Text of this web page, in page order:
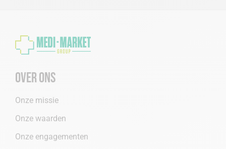
Over ons
Onze missie
Onze waarden
Onze engagementen